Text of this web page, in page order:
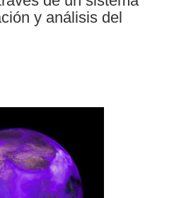
y análisis del